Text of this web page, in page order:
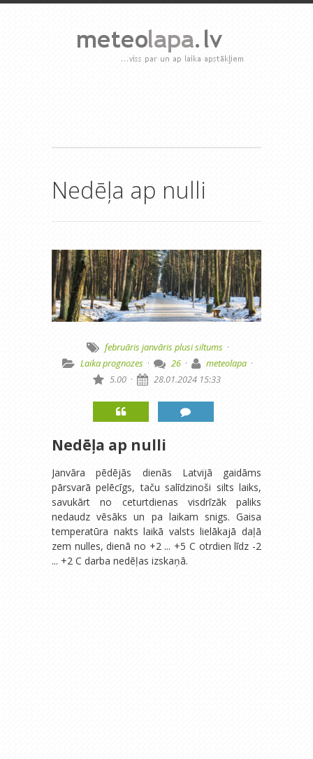
Nedēļa ap nulli
februāris janvāris plusisiltums ·
Laika prognozes · 26 · meteolapa ·
5.00 · 28.01.2024 15:33
Nedēļa ap nulli
Janvāra pēdējās dienās Latvijā gaidāms
pārsvarā pelēcīgs, taču salīdzinoši silts laiks,
savukārt no ceturtdienas visdrīzāk paliks
nedaudz vēsāks un pa laikam snigs. Gaisa
temperatūra nakts laikā valsts lielākajā daļā
zem nulles, dienā no +2 ... +5 C otrdien līdz -2
... +2 C darba nedēļas izskaņā.